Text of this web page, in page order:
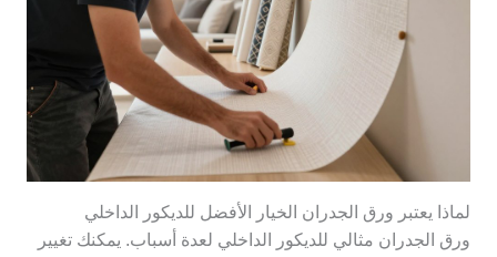
لماذا يعتبر ورق الجدران الخيار الأفضل للديكور الداخلي
ورق الجدران مثالي للديكور الداخلي لعدة أسباب. يمكنك تغيير